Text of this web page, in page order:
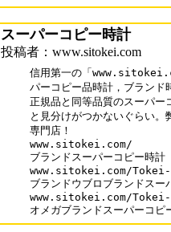
スーパーコピー時計
投稿者：www.sitokei.com
信用第一の「
パーコピー品時計，ブランド
正規品と同等品質のスーパ
と見分けがつかないぐらい
専門店！
www.sitokei.com/
ブランドスーパーコピー時計
www.sitokei.com/
ブランドウブロブランドスー
www.sitokei.com/
オメガブランドスーパーコピ